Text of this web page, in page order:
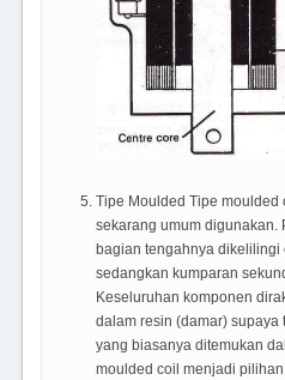
Tipe Moulded Tipe moulded
sekarang umum digunakan.
bagian tengahnya dikelilingi
sedangkan kumparan
Keseluruhan komponen
dalam resin (damar) supaya
yang biasanya ditemukan
moulded coil menjadi